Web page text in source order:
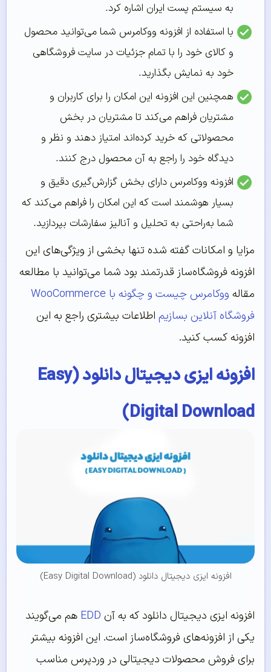
به سیستم پست ایران اشاره کرد.
با استفاده از افزونه ووکامرس شما می‌توانید محصول
و کالای خود را با تمام جزئیات در سایت فروشگاهی
خود به نمایش بگذارید.
همچنین این افزونه این امکان را برای کاربران و
مشتریان فراهم می‌کند تا مشتریان در بخش
محصولاتی که خرید کرده‌اند امتیاز دهند و نظر و
دیدگاه خود را راجع به آن محصول درج کنند.
افزونه ووکامرس دارای بخش گزارش‌گیری دقیق و
بسیار هوشمند است که این امکان را فراهم می‌کند که
شما به‌راحتی به تحلیل و آنالیز سفارشات بپردازید.
مزایا و امکانات گفته شده تنها بخشی از ویژگی‌های این
افزونه فروشگاه‌ساز قدرتمند بود شما می‌توانید با مطالعه
مقاله
ووکامرس چیست و چگونه با WooCommerce
فروشگاه آنلاین بسازیم اطلاعات بیشتری راجع به این
افزونه کسب کنید.
افزونه ایزی دیجیتال دانلود (Easy
Digital Download)
افزونه ایزی دیجیتال دانلود (Easy Digital Download)
افزونه ایزی دیجیتال دانلود که به آن EDD هم می‌گویند
یکی از افزونه‌های فروشگاه‌ساز است. این افزونه بیشتر
برای فروش محصولات دیجیتالی در وردپرس مناسب